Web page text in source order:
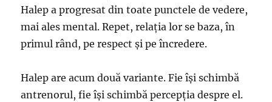
Halep a progresat din toate punctele de vedere,
mai ales mental. Repet, relaţia lor se baza, în
primul rând, pe respect şi pe încredere.
Halep are acum două variante. Fie îşi schimbă
antrenorul, fie îşi schimbă percepţia despre el.